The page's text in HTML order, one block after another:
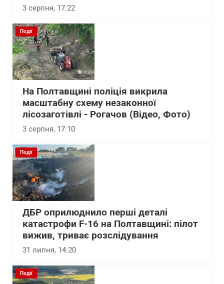
3 серпня, 17:22
Події
На Полтавщині поліція викрила
масштабну схему незаконної
лісозаготівлі - Рогачов (Відео, Фото)
3 серпня, 17:10
Події
ДБР оприлюднило перші деталі
катастрофи F-16 на Полтавщині: пілот
вижив, триває розслідування
31 липня, 14:20
Події